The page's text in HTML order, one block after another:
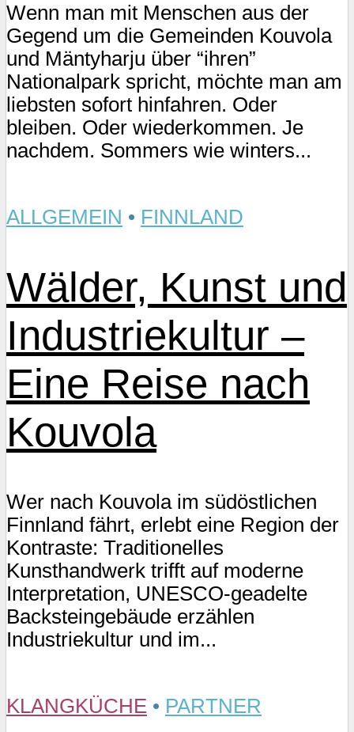
Wenn man mit Menschen aus der
Gegend um die Gemeinden Kouvola
und Mäntyharju über “ihren”
Nationalpark spricht, möchte man am
liebsten sofort hinfahren. Oder
bleiben. Oder wiederkommen. Je
nachdem. Sommers wie winters...
ALLGEMEIN • FINNLAND
Wälder, Kunst und
Industriekultur –
Eine Reise nach
Kouvola
Wer nach Kouvola im südöstlichen
Finnland fährt, erlebt eine Region der
Kontraste: Traditionelles
Kunsthandwerk trifft auf moderne
Interpretation, UNESCO-geadelte
Backsteingebäude erzählen
Industriekultur und im...
KLANGKÜCHE • PARTNER